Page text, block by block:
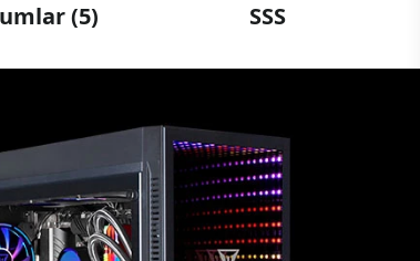
(5) SSS